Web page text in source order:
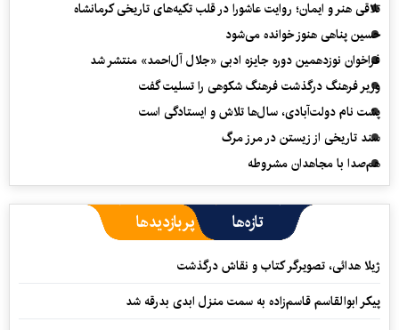
تلاقی هنر و ایمان؛ روایت عاشورا در قلب تکیه‌های تاریخی کرمانشاه
حسین پناهی هنوز خوانده می‌شود
فراخوان نوزدهمین دوره جایزه ادبی «جلال آل‌احمد» منتشر شد
وزیر فرهنگ درگذشت فرهنگ شکوهی را تسلیت گفت
پشت نام دولت‌آبادی، سال‌ها تلاش و ایستادگی است
سند تاریخی از زیستن در مرز مرگ
هم‌صدا با مجاهدان مشروطه
تازه‌ها پربازدیدها
ژیلا هدائی، تصویرگر کتاب و نقاش درگذشت
پیکر ابوالقاسم قاسم‌زاده به سمت منزل ابدی بدرقه شد